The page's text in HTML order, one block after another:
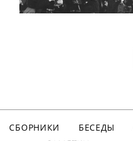
СБОРНИКИ БЕСЕДЫ